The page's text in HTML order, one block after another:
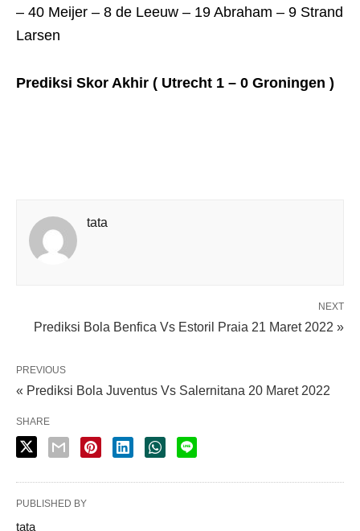
– 40 Meijer – 8 de Leeuw – 19 Abraham – 9 Strand
Larsen
Prediksi Skor Akhir ( Utrecht 1 – 0 Groningen )
tata
NEXT
Prediksi Bola Benfica Vs Estoril Praia 21 Maret 2022 »
PREVIOUS
« Prediksi Bola Juventus Vs Salernitana 20 Maret 2022
SHARE
PUBLISHED BY
tata